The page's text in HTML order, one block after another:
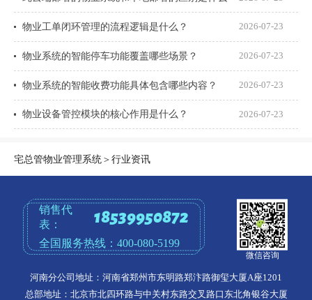
物业工单闭环管理的流程逻辑是什么？ 2026-07-23
物业系统的智能停车功能覆盖哪些场景？ 2026-07-23
物业系统的智能收费功能具体包含哪些内容？ 2026-07-23
物业设备管控模块的核心作用是什么？ 2026-07-23
宅总管物业管理系统＞行业资讯
销售代
表：
18539950872
全国服务热线：400-080-5199
微信咨询
河南分公司地址：河南省郑州市东明路郑汴路御玺大厦A座1201
总部地址：北京市北四环路与中关村东路交叉路口东北角银谷大厦